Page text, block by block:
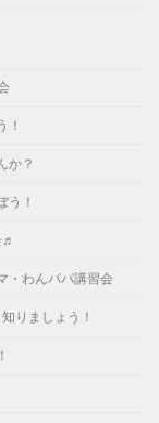
！
か？
う！
♬
・わんパパ講習会
りましょう！